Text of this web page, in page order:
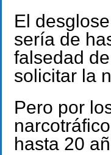
El
sería de
falsedad
solicitar la
Pero por
hasta 20